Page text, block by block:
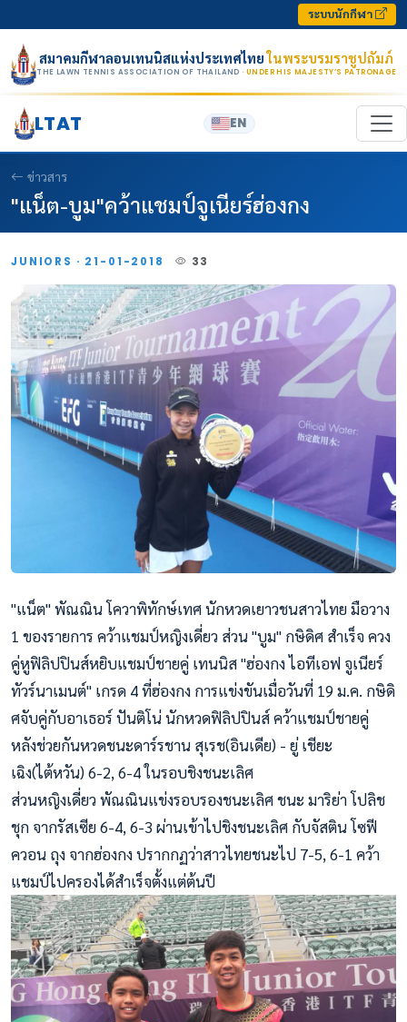
ระบบนักกีฬา
สมาคมกีฬาลอนเทนนิสแห่งประเทศไทยในพระบรมราชูปถัมภ์
THE LAWN TENNIS ASSOCIATION OF THAILAND · UNDER HIS MAJESTY’S PATRONAGE
LTAT EN
ข่าวสาร
"แน็ต-บูม"คว้าแชมป์จูเนียร์ฮ่องกง
JUNIORS · 21-01-2018 33
"แน็ต" พัณณิน โควาพิทักษ์เทศ นักหวดเยาวชนสาวไทย มือวาง
1 ของรายการ คว้าแชมป์หญิงเดี่ยว ส่วน "บูม" กษิดิศ สำเร็จ ควง
คู่หูฟิลิปปินส์หยิบแชมป์ชายคู่ เทนนิส "ฮ่องกง ไอทีเอฟ จูเนียร์
ทัวร์นาเมนต์" เกรด 4 ที่ฮ่องกง การแข่งขันเมื่อวันที่ 19 ม.ค. กษิดิ
ศจับคู่กับอาเธอร์ ปันติโน่ นักหวดฟิลิปปินส์ คว้าแชมป์ชายคู่
หลังช่วยกันหวดชนะดาร์รชาน สุเรช(อินเดีย) - ยู่ เชียะ
เฉิง(ไต้หวัน) 6-2, 6-4 ในรอบชิงชนะเลิศ
ส่วนหญิงเดี่ยว พัณณินแข่งรอบรองชนะเลิศ ชนะ มาริย่า โปลิช
ชุก จากรัสเซีย 6-4, 6-3 ผ่านเข้าไปชิงชนะเลิศ กับจัสติน โซฟี
ควอน ถุง จากฮ่องกง ปรากกฏว่าสาวไทยชนะไป 7-5, 6-1 คว้า
แชมป์ไปครองได้สำเร็จตั้งแต่ต้นปี